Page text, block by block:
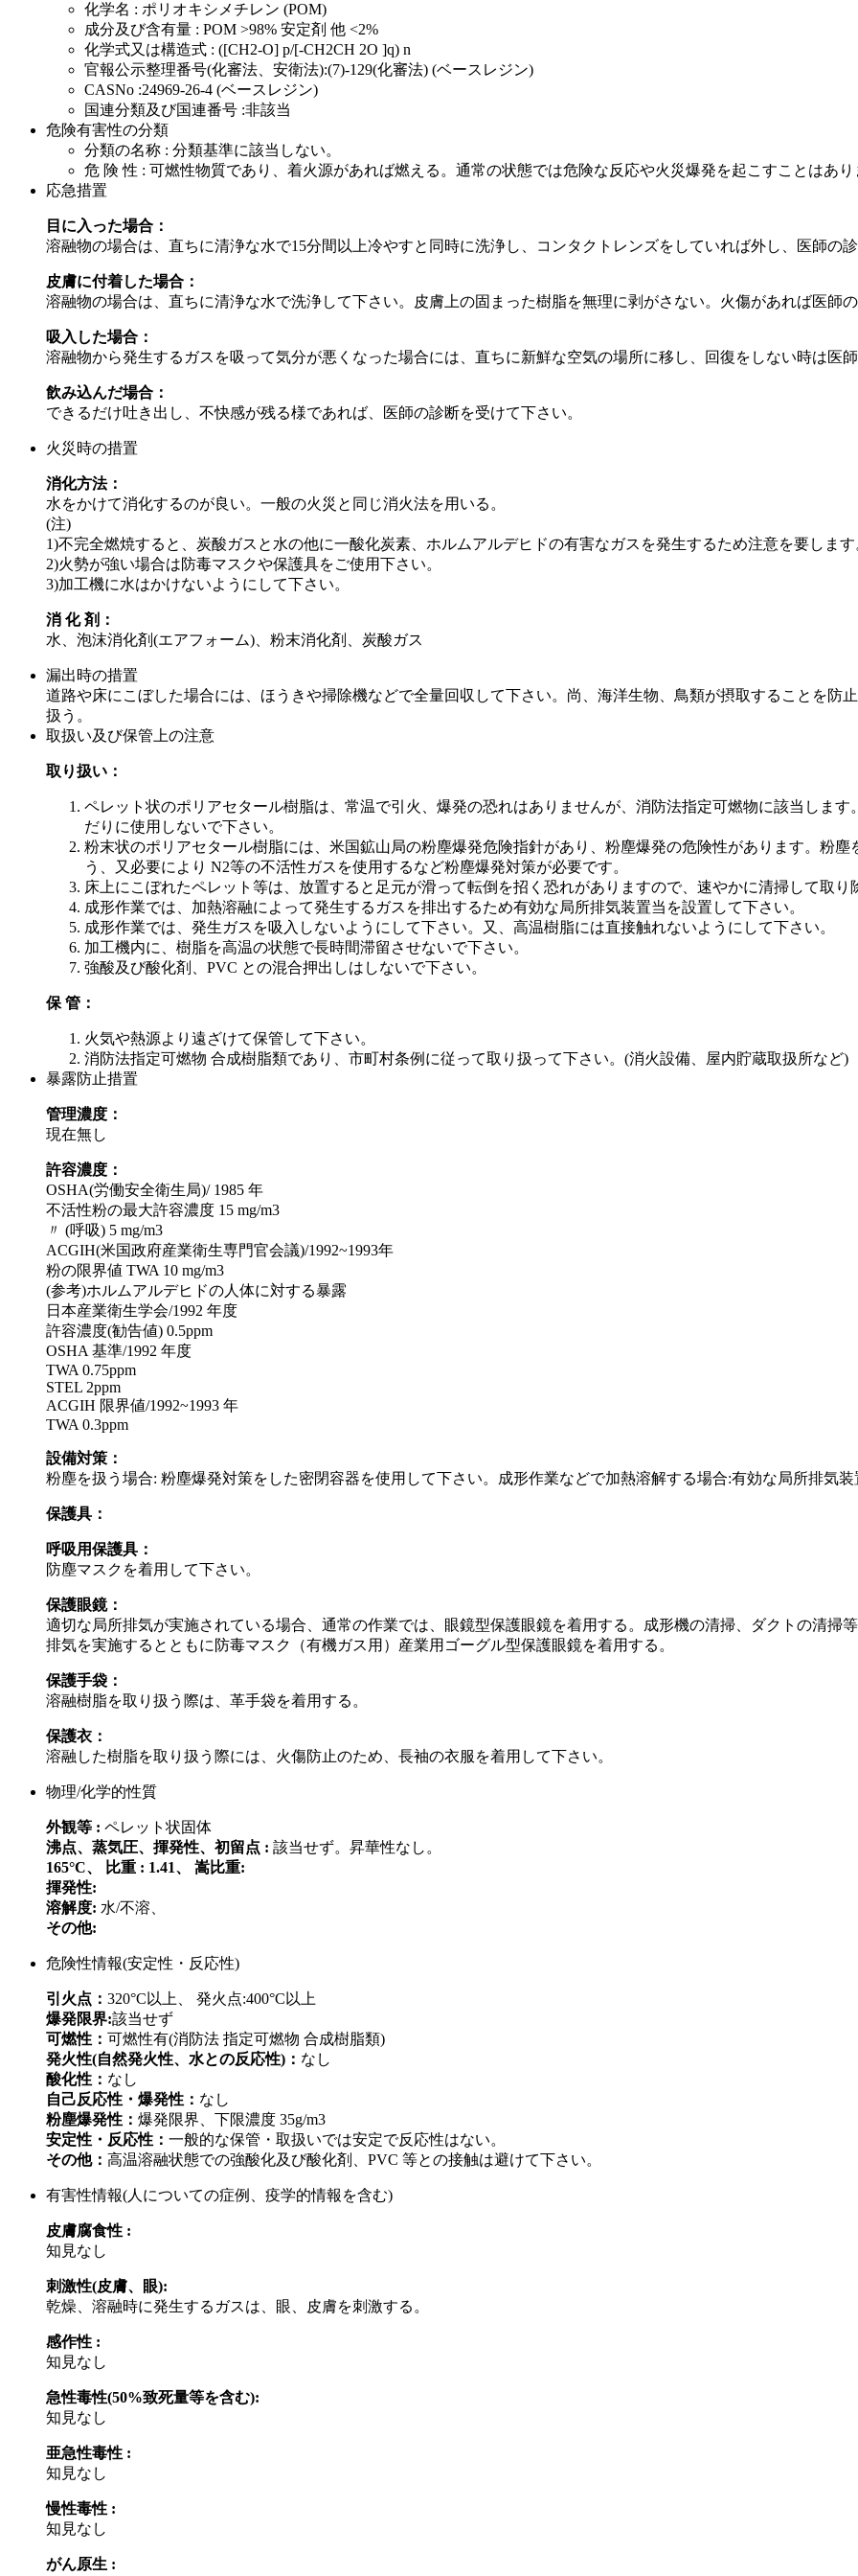
化学名 : ポリオキシメチレン (POM)
成分及び含有量 : POM >98% 安定剤 他 <2%
化学式又は構造式 : ([CH2-O] p/[-CH2CH 2O ]q) n
官報公示整理番号(化審法、安衛法):(7)-129(化審法) (ベースレジン)
CASNo :24969-26-4 (ベースレジン)
国連分類及び国連番号 :非該当
危険有害性の分類
分類の名称 : 分類基準に該当しない。
危 険 性 : 可燃性物質であり、着火源があれば燃える。通常の状態では危険な反応や火災爆発を起こすことはあり
応急措置
目に入った場合：
溶融物の場合は、直ちに清浄な水で15分間以上冷やすと同時に洗浄し、コンタクトレンズをしていれば外し、医師の診
皮膚に付着した場合：
溶融物の場合は、直ちに清浄な水で洗浄して下さい。皮膚上の固まった樹脂を無理に剥がさない。火傷があれば医師の
吸入した場合：
溶融物から発生するガスを吸って気分が悪くなった場合には、直ちに新鮮な空気の場所に移し、回復をしない時は医師
飲み込んだ場合：
できるだけ吐き出し、不快感が残る様であれば、医師の診断を受けて下さい。
火災時の措置
消化方法：
水をかけて消化するのが良い。一般の火災と同じ消火法を用いる。
(注)
1)不完全燃焼すると、炭酸ガスと水の他に一酸化炭素、ホルムアルデヒドの有害なガスを発生するため注意を要します
2)火勢が強い場合は防毒マスクや保護具をご使用下さい。
3)加工機に水はかけないようにして下さい。
消 化 剤：
水、泡沫消化剤(エアフォーム)、粉末消化剤、炭酸ガス
漏出時の措置
道路や床にこぼした場合には、ほうきや掃除機などで全量回収して下さい。尚、海洋生物、鳥類が摂取することを防
扱う。
取扱い及び保管上の注意
取り扱い：
ペレット状のポリアセタール樹脂は、常温で引火、爆発の恐れはありませんが、消防法指定可燃物に該当しま
だりに使用しないで下さい。
粉末状のポリアセタール樹脂には、米国鉱山局の粉塵爆発危険指針があり、粉塵爆発の危険性があります。粉
う、又必要により N2等の不活性ガスを使用するなど粉塵爆発対策が必要です。
床上にこぼれたペレット等は、放置すると足元が滑って転倒を招く恐れがありますので、速やかに清掃して取り
成形作業では、加熱溶融によって発生するガスを排出するため有効な局所排気装置当を設置して下さい。
成形作業では、発生ガスを吸入しないようにして下さい。又、高温樹脂には直接触れないようにして下さい。
加工機内に、樹脂を高温の状態で長時間滞留させないで下さい。
強酸及び酸化剤、PVC との混合押出しはしないで下さい。
保 管：
火気や熱源より遠ざけて保管して下さい。
消防法指定可燃物 合成樹脂類であり、市町村条例に従って取り扱って下さい。(消火設備、屋内貯蔵取扱所など)
暴露防止措置
管理濃度：
現在無し
許容濃度：
OSHA(労働安全衛生局)/ 1985 年
不活性粉の最大許容濃度 15 mg/m3
〃 (呼吸) 5 mg/m3
ACGIH(米国政府産業衛生専門官会議)/1992~1993年
粉の限界値 TWA 10 mg/m3
(参考)ホルムアルデヒドの人体に対する暴露
日本産業衛生学会/1992 年度
許容濃度(勧告値) 0.5ppm
OSHA 基準/1992 年度
TWA 0.75ppm
STEL 2ppm
ACGIH 限界値/1992~1993 年
TWA 0.3ppm
設備対策：
粉塵を扱う場合: 粉塵爆発対策をした密閉容器を使用して下さい。成形作業などで加熱溶解する場合:有効な局所排気装
保護具：
呼吸用保護具：
防塵マスクを着用して下さい。
保護眼鏡：
適切な局所排気が実施されている場合、通常の作業では、眼鏡型保護眼鏡を着用する。成形機の清掃、ダクトの清掃
排気を実施するとともに防毒マスク（有機ガス用）産業用ゴーグル型保護眼鏡を着用する。
保護手袋：
溶融樹脂を取り扱う際は、革手袋を着用する。
保護衣：
溶融した樹脂を取り扱う際には、火傷防止のため、長袖の衣服を着用して下さい。
物理/化学的性質
外観等 : ペレット状固体
沸点、蒸気圧、揮発性、初留点 : 該当せず。昇華性なし。
165°C、 比重 : 1.41、 嵩比重:
揮発性:
溶解度: 水/不溶、
その他:
危険性情報(安定性・反応性)
引火点： 320°C以上、 発火点:400°C以上
爆発限界:該当せず
可燃性： 可燃性有(消防法 指定可燃物 合成樹脂類)
発火性(自然発火性、水との反応性)： なし
酸化性： なし
自己反応性・爆発性： なし
粉塵爆発性： 爆発限界、下限濃度 35g/m3
安定性・反応性： 一般的な保管・取扱いでは安定で反応性はない。
その他： 高温溶融状態での強酸化及び酸化剤、PVC 等との接触は避けて下さい。
有害性情報(人についての症例、疫学的情報を含む)
皮膚腐食性 :
知見なし
刺激性(皮膚、眼):
乾燥、溶融時に発生するガスは、眼、皮膚を刺激する。
感作性 :
知見なし
急性毒性(50%致死量等を含む):
知見なし
亜急性毒性 :
知見なし
慢性毒性 :
知見なし
がん原生 :